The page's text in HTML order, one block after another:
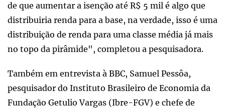
de que aumentar a isenção até R$ 5 mil é algo que
distribuiria renda para a base, na verdade, isso é uma
distribuição de renda para uma classe média já mais
no topo da pirâmide", completou a pesquisadora.
Também em entrevista à BBC, Samuel Pessôa,
pesquisador do Instituto Brasileiro de Economia da
Fundação Getulio Vargas (Ibre-FGV) e chefe de